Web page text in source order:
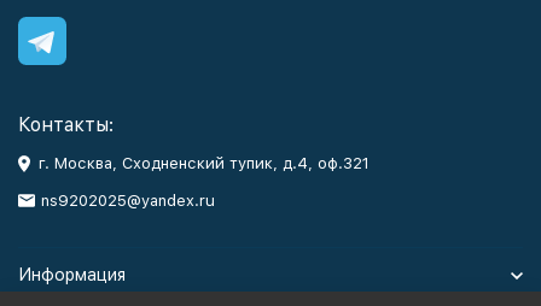
Контакты:
г. Москва, Сходненский тупик, д.4, оф.321
ns9202025@yandex.ru
Информация